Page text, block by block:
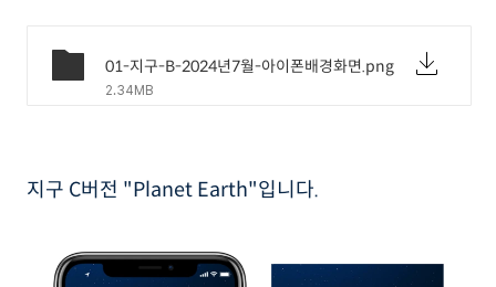
01-지구-B-2024년7월-아이폰배경화면.png
2.34MB
지구 C버전 "Planet Earth"입니다.